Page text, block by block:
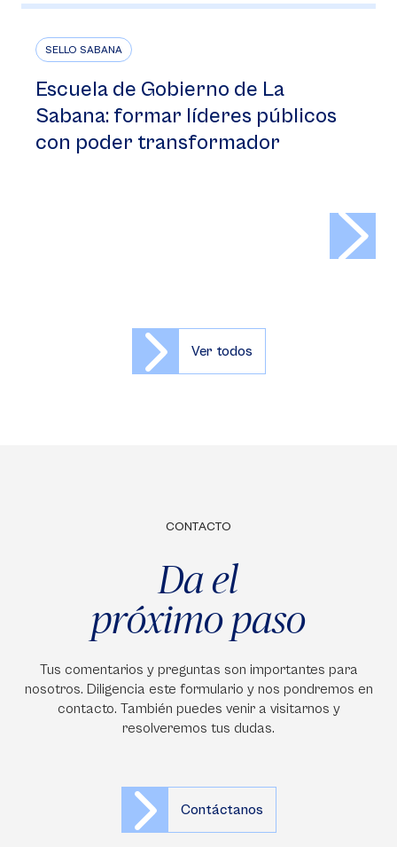
SELLO SABANA
Escuela de Gobierno de La
Sabana: formar líderes públicos
con poder transformador
Ver todos
CONTACTO
Da el
próximo paso
Tus comentarios y preguntas son importantes para
nosotros. Diligencia este formulario y nos pondremos en
contacto. También puedes venir a visitarnos y
resolveremos tus dudas.
Contáctanos